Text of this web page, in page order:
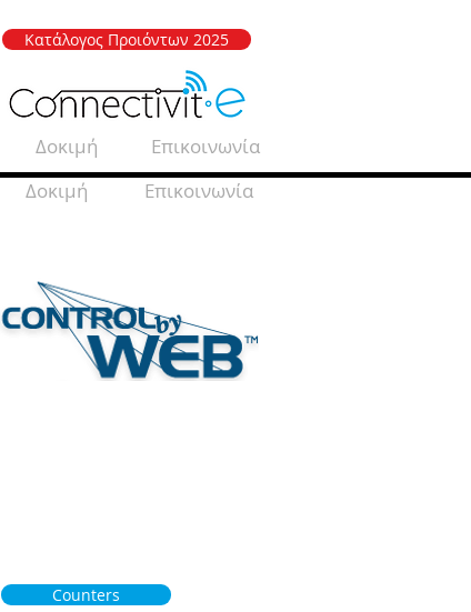
Κατάλογος Προιόντων 2025
Δοκιμή Επικοινωνία
Δοκιμή Επικοινωνία
Counters